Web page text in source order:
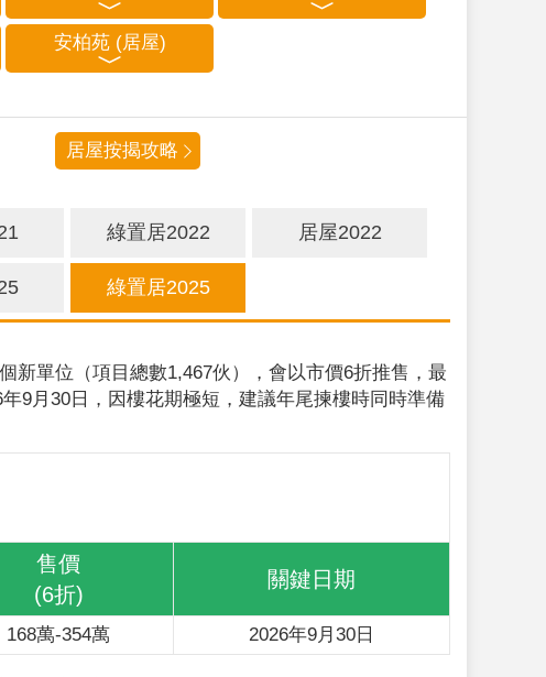
安柏苑 (居屋)
居屋按揭攻略
綠置居2022 居屋2022
綠置居2025
新單位（項目總數1,467伙），會以市價6折推售，最
9月30日，因樓花期極短，建議年尾揀樓時同時準備
售價
(6折)
關鍵日期
168萬-354萬 2026年9月30日